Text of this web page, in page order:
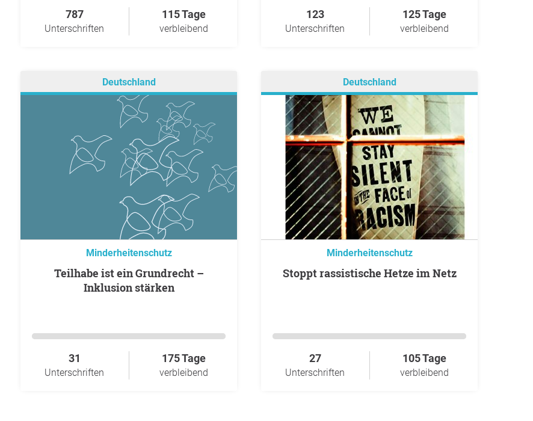
787
Unterschriften
115 Tage
verbleibend
123
Unterschriften
125 Tage
verbleibend
Deutschland
Minderheitenschutz
Teilhabe ist ein Grundrecht –
Inklusion stärken
31
Unterschriften
175 Tage
verbleibend
Deutschland
Minderheitenschutz
Stoppt rassistische Hetze im Netz
27
Unterschriften
105 Tage
verbleibend